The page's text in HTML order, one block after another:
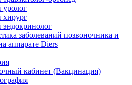
уролог
хирург
эндокринолог
заболеваний позвоночника и
аппарате Diers
кабинет (Вакцинация)